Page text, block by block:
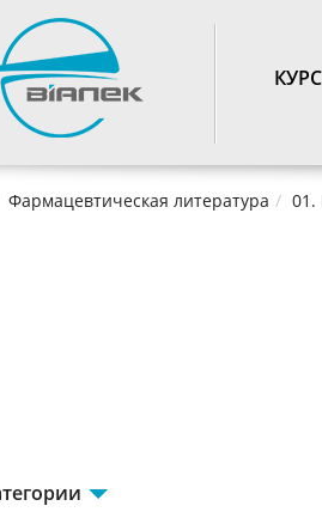
Фармацевтическая литература 01.